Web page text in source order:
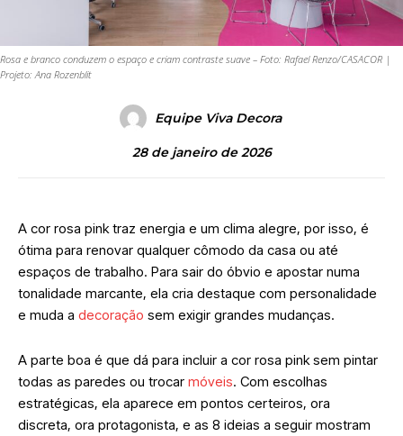
Rosa e branco conduzem o espaço e criam contraste suave – Foto: Rafael Renzo/CASACOR |
Projeto: Ana Rozenblit
Equipe Viva Decora
28 de janeiro de 2026
A cor rosa pink traz energia e um clima alegre, por isso, é
ótima para renovar qualquer cômodo da casa ou até
espaços de trabalho. Para sair do óbvio e apostar numa
tonalidade marcante, ela cria destaque com personalidade
e muda a decoração sem exigir grandes mudanças.
A parte boa é que dá para incluir a cor rosa pink sem pintar
todas as paredes ou trocar móveis. Com escolhas
estratégicas, ela aparece em pontos certeiros, ora
discreta, ora protagonista, e as 8 ideias a seguir mostram